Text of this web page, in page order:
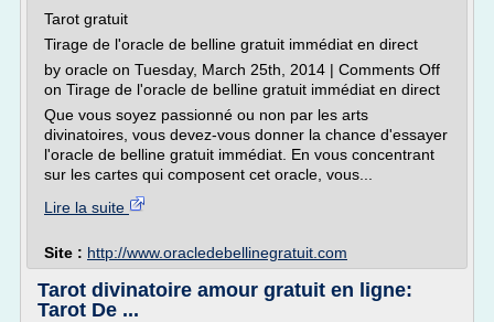
Tarot gratuit
Tirage de l'oracle de belline gratuit immédiat en direct
by oracle on Tuesday, March 25th, 2014 | Comments Off
on Tirage de l'oracle de belline gratuit immédiat en direct
Que vous soyez passionné ou non par les arts
divinatoires, vous devez-vous donner la chance d'essayer
l'oracle de belline gratuit immédiat. En vous concentrant
sur les cartes qui composent cet oracle, vous...
Lire la suite
Site : http://www.oracledebellinegratuit.com
Tarot divinatoire amour gratuit en ligne:
Tarot De ...